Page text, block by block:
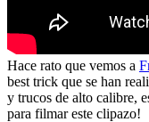
Hace rato que vemos a
best trick que se han
y trucos de alto calibre,
para filmar este clipazo!